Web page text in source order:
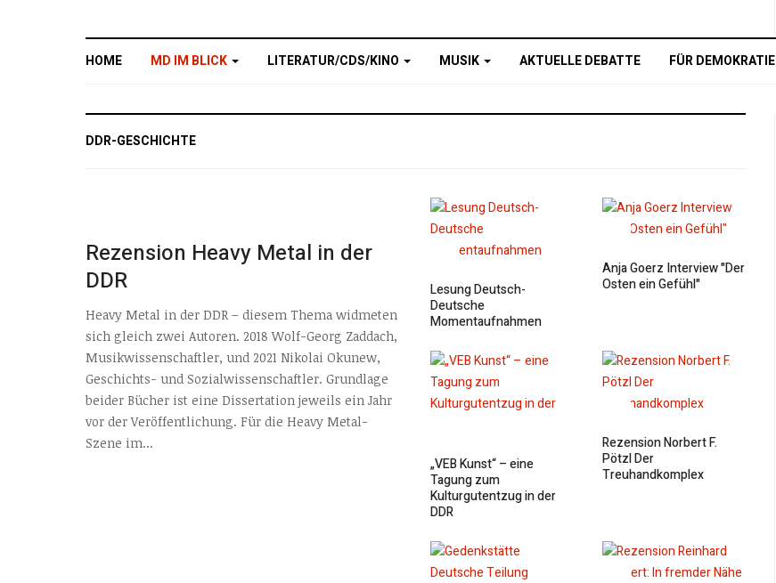
HOME MD IM BLICK LITERATUR/CDS/KINO MUSIK AKTUELLE DEBATTE FÜR DEMOKRATIE
DDR-GESCHICHTE
Rezension Heavy Metal in der
DDR
Heavy Metal in der DDR – diesem Thema widmeten
sich gleich zwei Autoren. 2018 Wolf-Georg Zaddach,
Musikwissenschaftler, und 2021 Nikolai Okunew,
Geschichts- und Sozialwissenschaftler. Grundlage
beider Bücher ist eine Dissertation jeweils ein Jahr
vor der Veröffentlichung. Für die Heavy Metal-
Szene im...
Lesung Deutsch-
Deutsche
Momentaufnahmen
Anja Goerz Interview "Der
Osten ein Gefühl"
„VEB Kunst“ – eine
Tagung zum
Kulturgutentzug in der
DDR
Rezension Norbert F.
Pötzl Der
Treuhandkomplex